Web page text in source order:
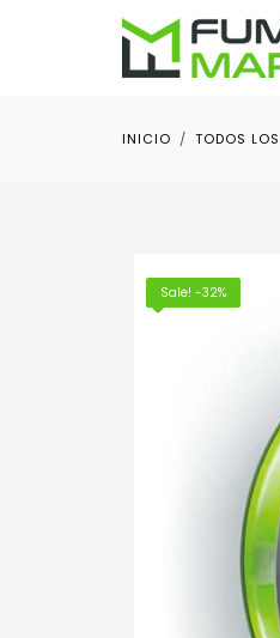
INICIO TODOS
Sale! -32%